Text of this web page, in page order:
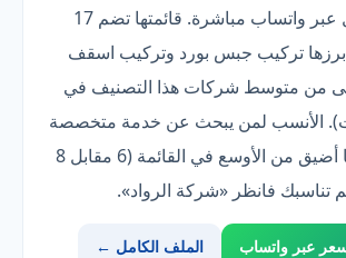
وغيرها. تتواصل عبر واتساب مباشرة. قائمتها تضم 17
تركيب جبس بورد وتركيب اسقف
من متوسط شركات هذا التصنيف في
(7 خدمات). الأنسب لمن يبحث عن خدمة متخصصة
— لكن تغطيتها أضيق من الأوسع في القائمة (6 مقابل 8
تناسبك فانظر «شركة الرواد».
عبر واتساب الملف الكامل ←